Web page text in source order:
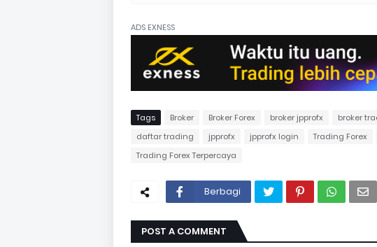
ADS EXNESS
Tags Broker Broker Forex broker jpprofx broker
daftar trading
jpprofx jpprofx login Trading Forex
Trading Forex Terpercaya
Berbagi
POST A COMMENT